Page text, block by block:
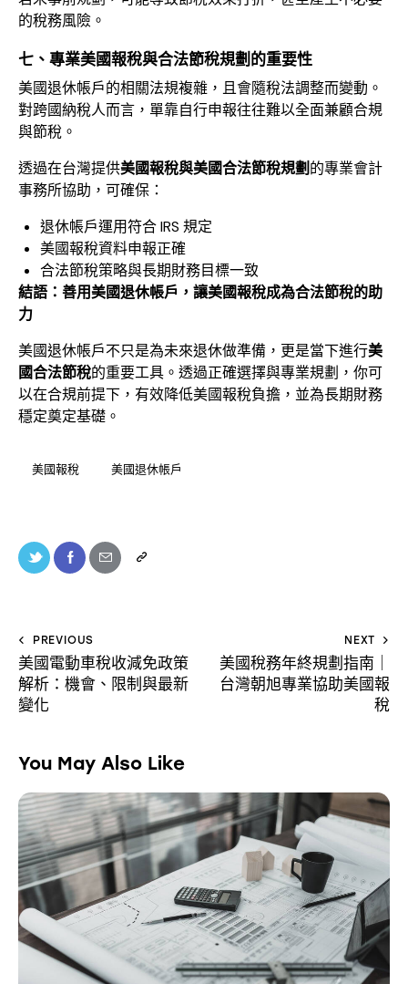
的稅務風險。
七、專業美國報稅與合法節稅規劃的重要性
美國退休帳戶的相關法規複雜，且會隨稅法調整而變動。
對跨國納稅人而言，單靠自行申報往往難以全面兼顧合規
與節稅。
透過在台灣提供美國報稅與美國合法節稅規劃的專業會計
事務所協助，可確保：
退休帳戶運用符合 IRS 規定
美國報稅資料申報正確
合法節稅策略與長期財務目標一致
結語：善用美國退休帳戶，讓美國報稅成為合法節稅的助
力
美國退休帳戶不只是為未來退休做準備，更是當下進行美
國合法節稅的重要工具。透過正確選擇與專業規劃，你可
以在合規前提下，有效降低美國報稅負擔，並為長期財務
穩定奠定基礎。
美國報稅 美國退休帳戶
PREVIOUS
美國電動車稅收減免政策
解析：機會、限制與最新
變化
NEXT
美國稅務年終規劃指南｜
台灣朝旭專業協助美國報
稅
You May Also Like